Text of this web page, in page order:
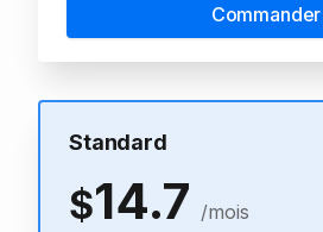
Commander
Standard
$14.7 /mois